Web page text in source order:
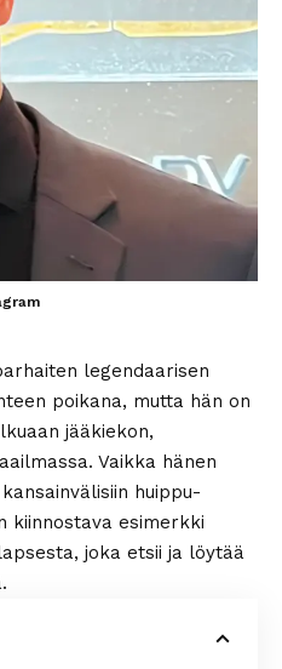
legendaarisen
poikana, mutta hän on
jääkiekon,
Vaikka hänen
huippu-
kiinnostava esimerkki
joka etsii ja löytää